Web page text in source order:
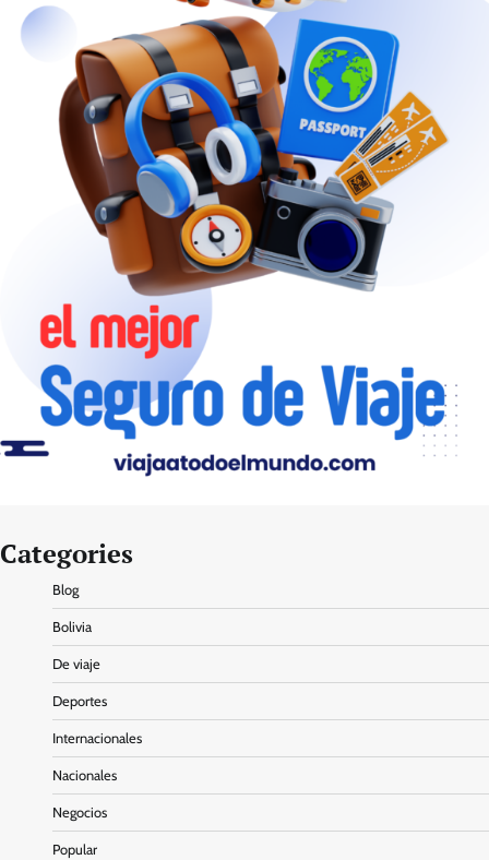
Categories
Blog
Bolivia
De viaje
Deportes
Internacionales
Nacionales
Negocios
Popular